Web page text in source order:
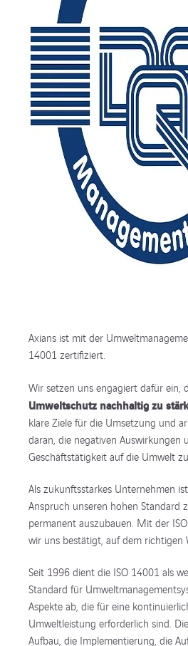
Axians ist mit der
14001 zertifiziert.
Wir setzen uns engagiert dafür ein,
Umweltschutz nachhaltig zu
klare Ziele für die Umsetzung und
daran, die negativen Auswirkungen
Geschäftstätigkeit auf die Umwelt
Als zukunftsstarkes Unternehmen
Anspruch unseren hohen Standard
permanent auszubauen. Mit der
wir uns bestätigt, auf dem richtigen
Seit 1996 dient die ISO 14001 als
Standard für
Aspekte ab, die für eine
Umweltleistung erforderlich sind.
Aufbau, die Implementierung, die